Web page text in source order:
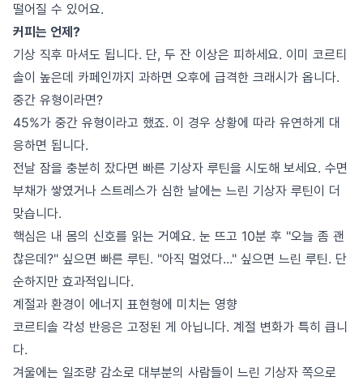
떨어질 수 있어요.
커피는 언제?
기상 직후 마셔도 됩니다. 단, 두 잔 이상은 피하세요. 이미 코르티
솔이 높은데 카페인까지 과하면 오후에 급격한 크래시가 옵니다.
중간 유형이라면?
45%가 중간 유형이라고 했죠. 이 경우 상황에 따라 유연하게 대
응하면 됩니다.
전날 잠을 충분히 잤다면 빠른 기상자 루틴을 시도해 보세요. 수면
부채가 쌓였거나 스트레스가 심한 날에는 느린 기상자 루틴이 더
맞습니다.
핵심은 내 몸의 신호를 읽는 거예요. 눈 뜨고 10분 후 "오늘 좀 괜
찮은데?" 싶으면 빠른 루틴. "아직 멀었다..." 싶으면 느린 루틴. 단
순하지만 효과적입니다.
계절과 환경이 에너지 표현형에 미치는 영향
코르티솔 각성 반응은 고정된 게 아닙니다. 계절 변화가 특히 큽니
다.
겨울에는 일조량 감소로 대부분의 사람들이 느린 기상자 쪽으로